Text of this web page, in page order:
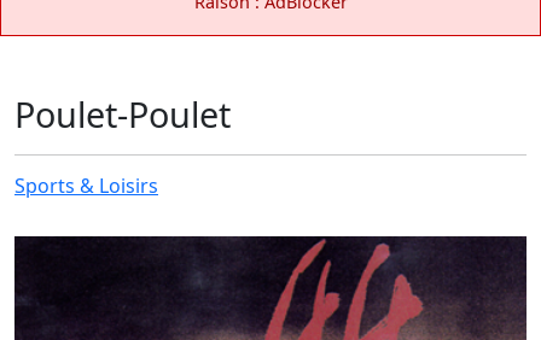
Poulet-Poulet
Sports & Loisirs